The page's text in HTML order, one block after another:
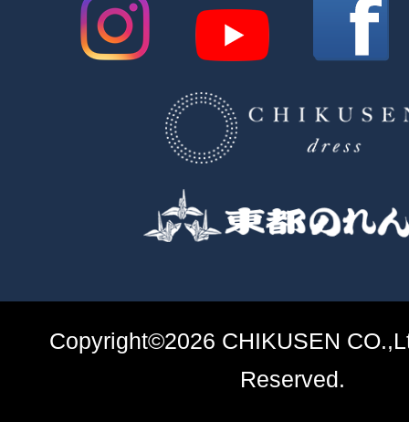
Copyright©2026 CHIKUSEN
Reserved.